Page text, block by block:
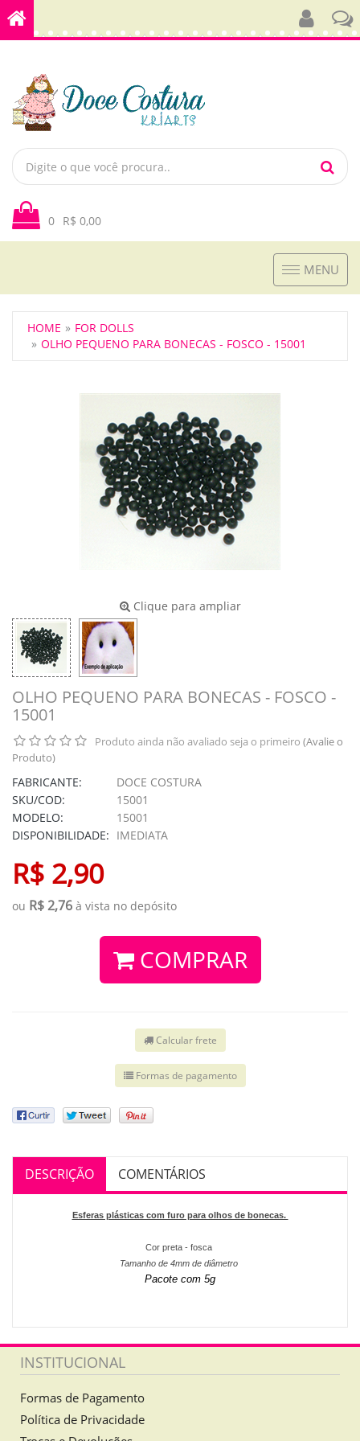
0 R$ 0,00
Toggle
navigation
MENU
HOME
FOR DOLLS
OLHO PEQUENO PARA BONECAS - FOSCO - 15001
Clique para ampliar
OLHO PEQUENO PARA BONECAS - FOSCO -
15001
Produto ainda não avaliado seja o primeiro (Avalie o
Produto)
FABRICANTE:
DOCE COSTURA
SKU/COD:
15001
MODELO:
15001
DISPONIBILIDADE: IMEDIATA
R$ 2,90
ou R$ 2,76 à vista no depósito
COMPRAR
Calcular frete
Formas de pagamento
DESCRIÇÃO COMENTÁRIOS
Esferas plásticas com furo para olhos de bonecas.
Cor preta - fosca
Tamanho de 4mm de diâmetro
Pacote com 5g
INSTITUCIONAL
Formas de Pagamento
Política de Privacidade